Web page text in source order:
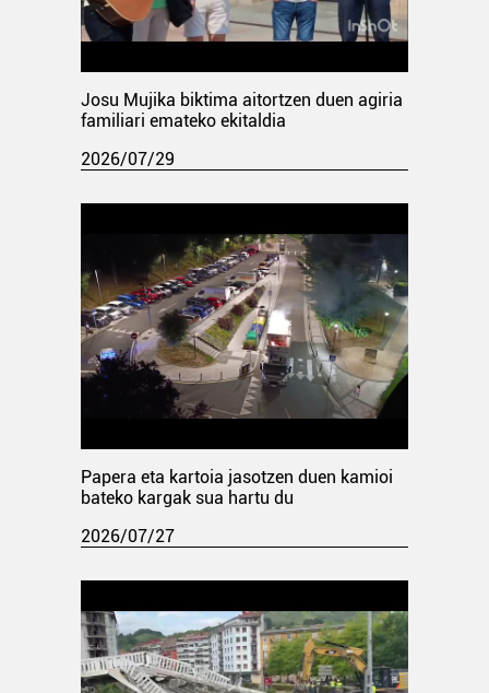
Josu Mujika biktima aitortzen duen agiria
familiari emateko ekitaldia
2026/07/29
Papera eta kartoia jasotzen duen kamioi
bateko kargak sua hartu du
2026/07/27